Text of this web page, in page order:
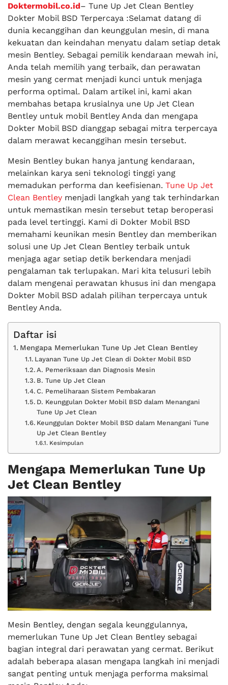
Doktermobil.co.id– Tune Up Jet Clean Bentley
Dokter Mobil BSD Terpercaya :Selamat datang di
dunia kecanggihan dan keunggulan mesin, di mana
kekuatan dan keindahan menyatu dalam setiap detak
mesin Bentley. Sebagai pemilik kendaraan mewah ini,
Anda telah memilih yang terbaik, dan perawatan
mesin yang cermat menjadi kunci untuk menjaga
performa optimal. Dalam artikel ini, kami akan
membahas betapa krusialnya une Up Jet Clean
Bentley untuk mobil Bentley Anda dan mengapa
Dokter Mobil BSD dianggap sebagai mitra terpercaya
dalam merawat kecanggihan mesin tersebut.
Mesin Bentley bukan hanya jantung kendaraan,
melainkan karya seni teknologi tinggi yang
memadukan performa dan keefisienan. Tune Up Jet
Clean Bentley menjadi langkah yang tak terhindarkan
untuk memastikan mesin tersebut tetap beroperasi
pada level tertinggi. Kami di Dokter Mobil BSD
memahami keunikan mesin Bentley dan memberikan
solusi une Up Jet Clean Bentley terbaik untuk
menjaga agar setiap detik berkendara menjadi
pengalaman tak terlupakan. Mari kita telusuri lebih
dalam mengenai perawatan khusus ini dan mengapa
Dokter Mobil BSD adalah pilihan terpercaya untuk
Bentley Anda.
Daftar isi
Mengapa Memerlukan Tune Up Jet Clean Bentley
Layanan Tune Up Jet Clean di Dokter Mobil BSD
A. Pemeriksaan dan Diagnosis Mesin
B. Tune Up Jet Clean
C. Pemeliharaan Sistem Pembakaran
D. Keunggulan Dokter Mobil BSD dalam Menangani
Tune Up Jet Clean
Keunggulan Dokter Mobil BSD dalam Menangani Tune
Up Jet Clean Bentley
Kesimpulan
Mengapa Memerlukan Tune Up
Jet Clean Bentley
Mesin Bentley, dengan segala keunggulannya,
memerlukan Tune Up Jet Clean Bentley sebagai
bagian integral dari perawatan yang cermat. Berikut
adalah beberapa alasan mengapa langkah ini menjadi
sangat penting untuk menjaga performa maksimal